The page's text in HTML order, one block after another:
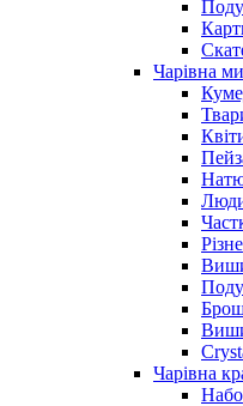
Чарiвна
Різне
Чарівна